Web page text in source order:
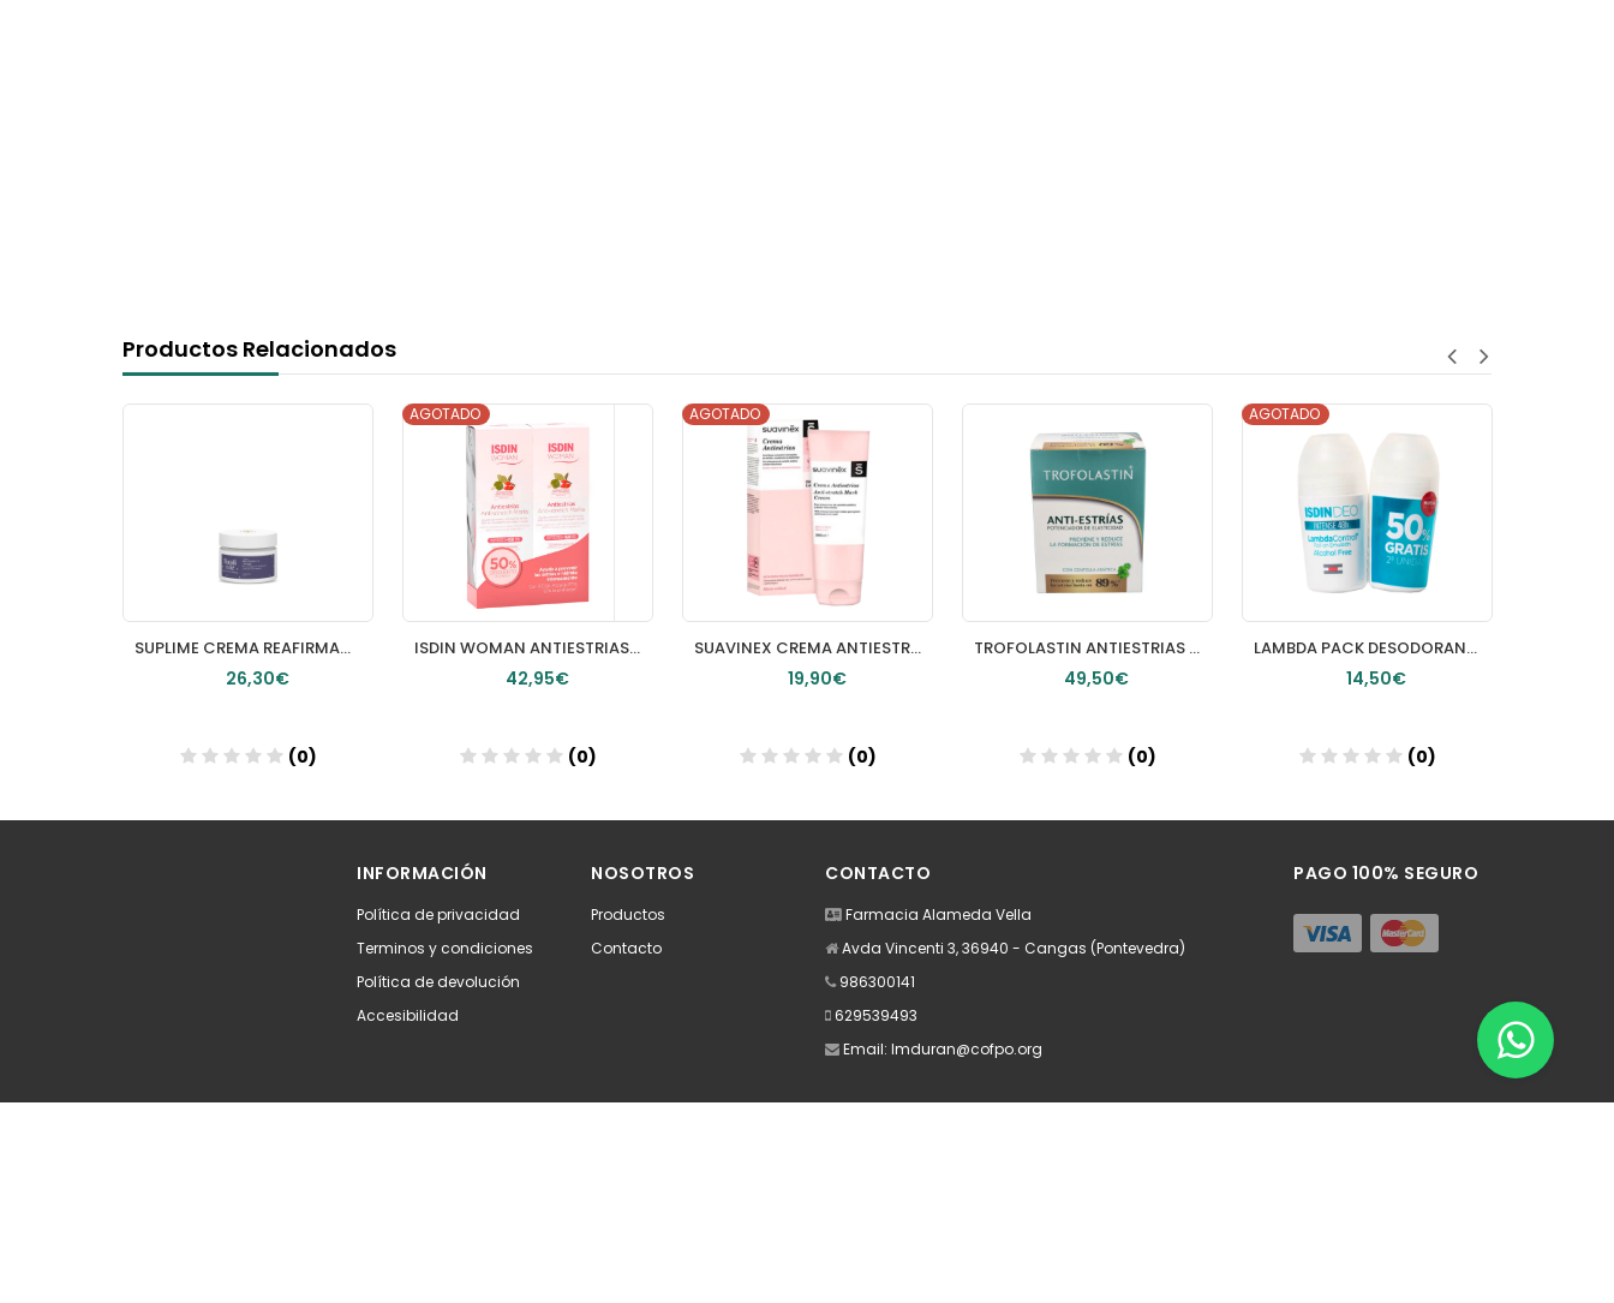
Productos Relacionados
SUPLIME CREMA REAFIRMANTE LIFTING TEXTURA RICA 50ml
26,30€
(0)
ISDIN WOMAN ANTIESTRIAS PACK 2 UDS
42,95€
AGOTADO
(0)
SUAVINEX CREMA ANTIESTRIAS 1 ENVASE 250 ML
19,90€
AGOTADO
(0)
TROFOLASTIN ANTIESTRIAS 1 TUBO 400 ML
49,50€
(0)
LAMBDA PACK DESODORANTE ROLLON DTO 50% 2ª UNIDAD
14,50€
AGOTADO
(0)
INFORMACIÓN
Política de privacidad
Terminos y condiciones
Política de devolución
Accesibilidad
NOSOTROS
Productos
Contacto
CONTACTO
Farmacia Alameda Vella
Avda Vincenti 3, 36940 - Cangas (Pontevedra)
986300141
629539493
Email: lmduran@cofpo.org
PAGO 100% SEGURO